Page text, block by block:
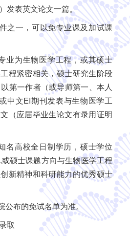
发表英文论文一篇。
之一，可以免专业课及加试课
业为生物医学工程，或其硕士
程紧密相关，硕士研究生阶段
第一作者（或导师第一、本人
中文EI期刊发表与生物医学工
（应届毕业生论文有录用证明
名高校全日制学历，硕士学位
硕士课题方向与生物医学工程
新精神和科研能力的优秀硕士
公布的免试名单为准。
取